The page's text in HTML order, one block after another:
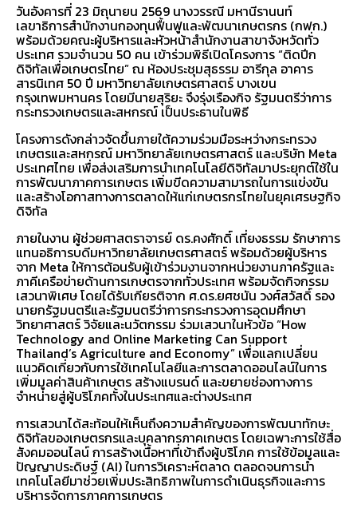
วันอังคารที่ 23 มิถุนายน 2569 นางวรรณี มหานีรานนท์
เลขาธิการสำนักงานกองทุนฟื้นฟูและพัฒนาเกษตรกร (กฟก.)
พร้อมด้วยคณะผู้บริหารและหัวหน้าสำนักงานสาขาจังหวัดทั่ว
ประเทศ รวมจำนวน 50 คน เข้าร่วมพิธีเปิดโครงการ “ติดปีก
ดิจิทัลเพื่อเกษตรไทย” ณ ห้องประชุมสุธรรม อารีกุล อาคาร
สารนิเทศ 50 ปี มหาวิทยาลัยเกษตรศาสตร์ บางเขน
กรุงเทพมหานคร โดยมีนายสุริยะ จึงรุ่งเรืองกิจ รัฐมนตรีว่าการ
กระทรวงเกษตรและสหกรณ์ เป็นประธานในพิธี
โครงการดังกล่าวจัดขึ้นภายใต้ความร่วมมือระหว่างกระทรวง
เกษตรและสหกรณ์ มหาวิทยาลัยเกษตรศาสตร์ และบริษัท Meta
ประเทศไทย เพื่อส่งเสริมการนำเทคโนโลยีดิจิทัลมาประยุกต์ใช้ใน
การพัฒนาภาคการเกษตร เพิ่มขีดความสามารถในการแข่งขัน
และสร้างโอกาสทางการตลาดให้แก่เกษตรกรไทยในยุคเศรษฐกิจ
ดิจิทัล
ภายในงาน ผู้ช่วยศาสตราจารย์ ดร.คงศักดิ์ เที่ยงธรรม รักษาการ
แทนอธิการบดีมหาวิทยาลัยเกษตรศาสตร์ พร้อมด้วยผู้บริหาร
จาก Meta ให้การต้อนรับผู้เข้าร่วมงานจากหน่วยงานภาครัฐและ
ภาคีเครือข่ายด้านการเกษตรจากทั่วประเทศ พร้อมจัดกิจกรรม
เสวนาพิเศษ โดยได้รับเกียรติจาก ศ.ดร.ยศชนัน วงศ์สวัสดิ์ รอง
นายกรัฐมนตรีและรัฐมนตรีว่าการกระทรวงการอุดมศึกษา
วิทยาศาสตร์ วิจัยและนวัตกรรม ร่วมเสวนาในหัวข้อ “How
Technology and Online Marketing Can Support
Thailand’s Agriculture and Economy” เพื่อแลกเปลี่ยน
แนวคิดเกี่ยวกับการใช้เทคโนโลยีและการตลาดออนไลน์ในการ
เพิ่มมูลค่าสินค้าเกษตร สร้างแบรนด์ และขยายช่องทางการ
จำหน่ายสู่ผู้บริโภคทั้งในประเทศและต่างประเทศ
การเสวนาได้สะท้อนให้เห็นถึงความสำคัญของการพัฒนาทักษะ
ดิจิทัลของเกษตรกรและบุคลากรภาคเกษตร โดยเฉพาะการใช้สื่อ
สังคมออนไลน์ การสร้างเนื้อหาที่เข้าถึงผู้บริโภค การใช้ข้อมูลและ
ปัญญาประดิษฐ์ (AI) ในการวิเคราะห์ตลาด ตลอดจนการนำ
เทคโนโลยีมาช่วยเพิ่มประสิทธิภาพในการดำเนินธุรกิจและการ
บริหารจัดการภาคการเกษตร